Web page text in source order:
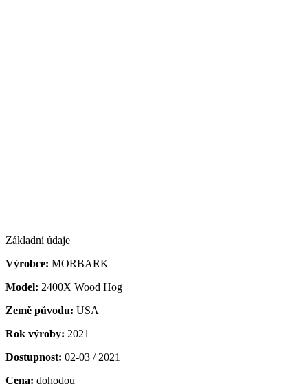
Základní údaje
Výrobce: MORBARK
Model: 2400X Wood Hog
Země původu: USA
Rok výroby: 2021
Dostupnost: 02-03 / 2021
Cena: dohodou